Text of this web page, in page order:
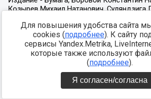
Для повышения удобства сайта
cookies (подробнее). К сайту
сервисы Yandex.Metrika,
которые также используют
(подробнее).
Я согласен/согласна